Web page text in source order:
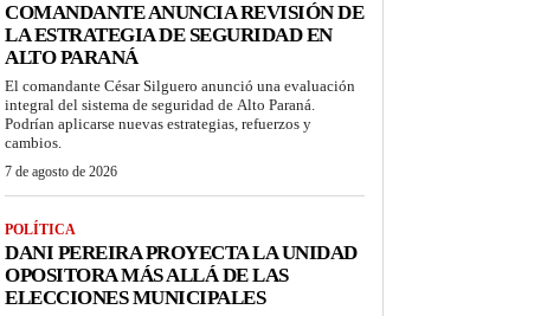
COMANDANTE ANUNCIA REVISIÓN DE
LA ESTRATEGIA DE SEGURIDAD EN
ALTO PARANÁ
El comandante César Silguero anunció una evaluación
integral del sistema de seguridad de Alto Paraná.
Podrían aplicarse nuevas estrategias, refuerzos y
cambios.
7 de agosto de 2026
POLÍTICA
DANI PEREIRA PROYECTA LA UNIDAD
OPOSITORA MÁS ALLÁ DE LAS
ELECCIONES MUNICIPALES